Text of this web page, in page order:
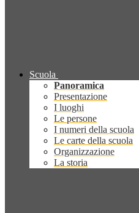
Scuola
Panoramica
Presentazione
I luoghi
Le persone
I numeri della scuola
Le carte della scuola
Organizzazione
La storia